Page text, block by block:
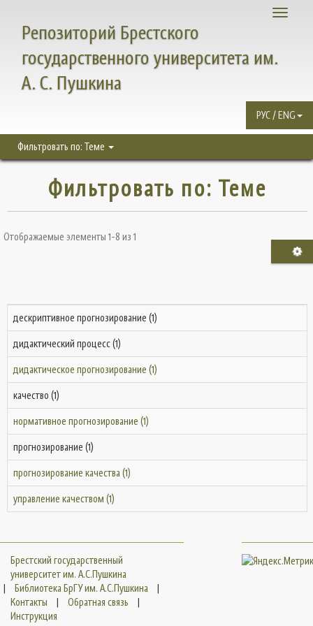
Toggle
Репозиторий Брестского
государственного университета им.
А. С. Пушкина
РУС / ENG
Фильтровать по: Теме
Фильтровать по: Теме
Отображаемые элементы 1-8 из 1
дескриптивное прогнозирование (1)
дидактический процесс (1)
дидактическое прогнозирование (1)
качество (1)
нормативное прогнозирование (1)
прогнозирование (1)
прогнозирование качества (1)
управление качеством (1)
Брестский государственный
университет им. А.С.Пушкина
|
Библиотека БрГУ им. А.С.Пушкина
|
Контакты
| Обратная связь
|
Инструкция